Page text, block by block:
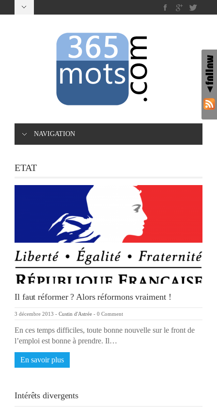
NAVIGATION
ETAT
Il faut réformer ? Alors réformons vraiment !
3 décembre 2013 - Custin d'Astrée - 0 Comment
En ces temps difficiles, toute bonne nouvelle sur le front de
l’emploi est bonne à prendre. Il…
En savoir plus
Intérêts divergents